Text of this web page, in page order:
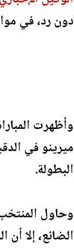
دون رد، في
وأظهرت
البطولة.
وحاول
الضائع، إلا